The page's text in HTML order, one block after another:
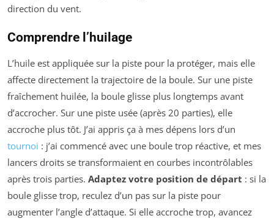
direction du vent.
Comprendre l’huilage
L’huile est appliquée sur la piste pour la protéger, mais elle
affecte directement la trajectoire de la boule. Sur une piste
fraîchement huilée, la boule glisse plus longtemps avant
d’accrocher. Sur une piste usée (après 20 parties), elle
accroche plus tôt. J’ai appris ça à mes dépens lors d’un
tournoi : j’ai commencé avec une boule trop réactive, et mes
lancers droits se transformaient en courbes incontrôlables
après trois parties. Adaptez votre position de départ : si la
boule glisse trop, reculez d’un pas sur la piste pour
augmenter l’angle d’attaque. Si elle accroche trop, avancez